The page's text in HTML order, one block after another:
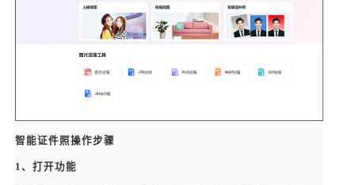
智能证件照操作步骤
1、打开功能